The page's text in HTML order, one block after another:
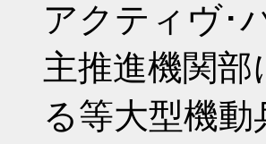
アクティヴ･
主推進機関
る等大型機